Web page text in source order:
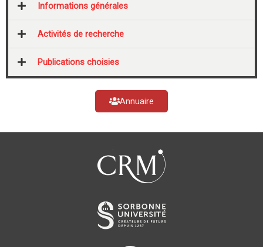
Informations générales
Activités de recherche
Publications choisies
Annuaire